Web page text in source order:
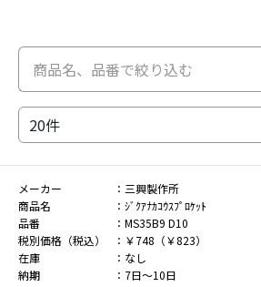
メーカー
三興製作所
商品名
ｼﾞｸｱﾅｶｺｳｽﾌﾟﾛｹｯﾄ
品番
MS35B9 D10
税別価格（税込）
￥748（￥823）
在庫
なし
納期
7日～10日